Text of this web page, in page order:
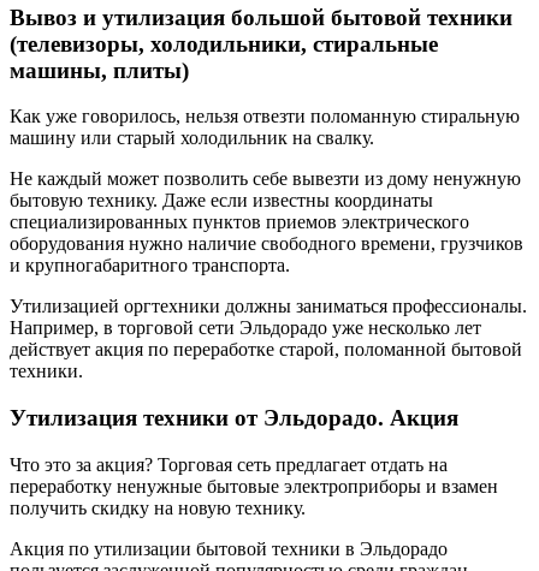
Вывоз и утилизация большой бытовой техники
(телевизоры, холодильники, стиральные
машины, плиты)
Как уже говорилось, нельзя отвезти поломанную стиральную
машину или старый холодильник на свалку.
Не каждый может позволить себе вывезти из дому ненужную
бытовую технику. Даже если известны координаты
специализированных пунктов приемов электрического
оборудования нужно наличие свободного времени, грузчиков
и крупногабаритного транспорта.
Утилизацией оргтехники должны заниматься профессионалы.
Например, в торговой сети Эльдорадо уже несколько лет
действует акция по переработке старой, поломанной бытовой
техники.
Утилизация техники от Эльдорадо. Акция
Что это за акция? Торговая сеть предлагает отдать на
переработку ненужные бытовые электроприборы и взамен
получить скидку на новую технику.
Акция по утилизации бытовой техники в Эльдорадо